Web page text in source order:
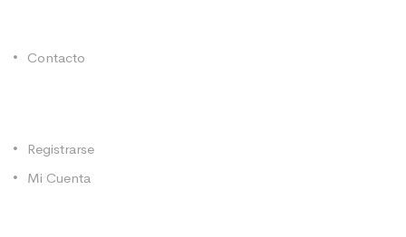
Contacto
Registrarse
Mi Cuenta